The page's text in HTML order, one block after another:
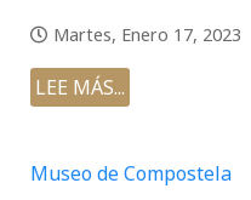
Martes, Enero 17, 2023
LEE MÁS...
Museo de Compostela